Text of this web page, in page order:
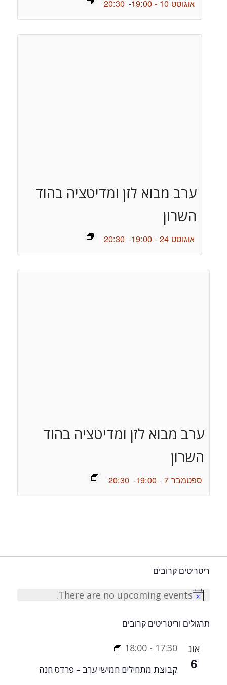
אוגוסט 10 - 19:00 -
20:30
ערב מבוא לזן ומדיטציה בהוד
השרון
אוגוסט 24 - 19:00 -
20:30
ערב מבוא לזן ומדיטציה בהוד
השרון
ספטמבר 7 - 19:00 -
20:30
ריטריטים קרובים
Notice
There are no upcoming events.
תרגולים וריטריטים קרובים
אוג
6
17:30
-
18:00
קבוצת מתחילים חמישי ערב – פרדס חנה